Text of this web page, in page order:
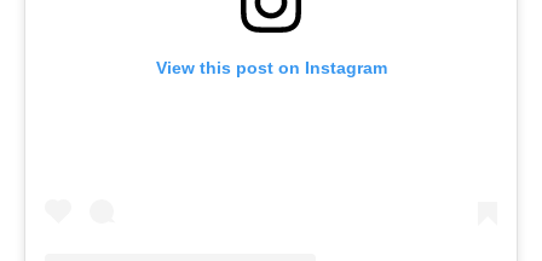
View this post on Instagram